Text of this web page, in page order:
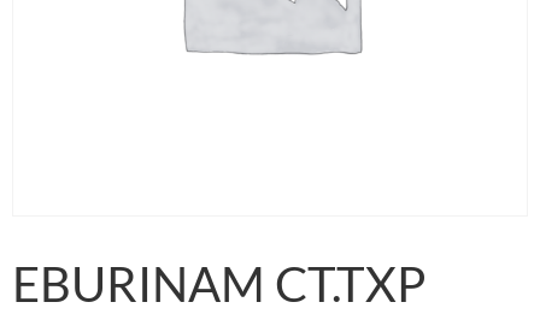
EBURINAM CT.TXP